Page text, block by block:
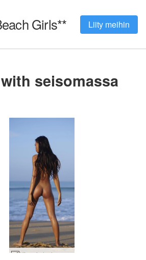
Girls** Liity meihin
seisomassa
Hiromi alaston rantavartalo #30